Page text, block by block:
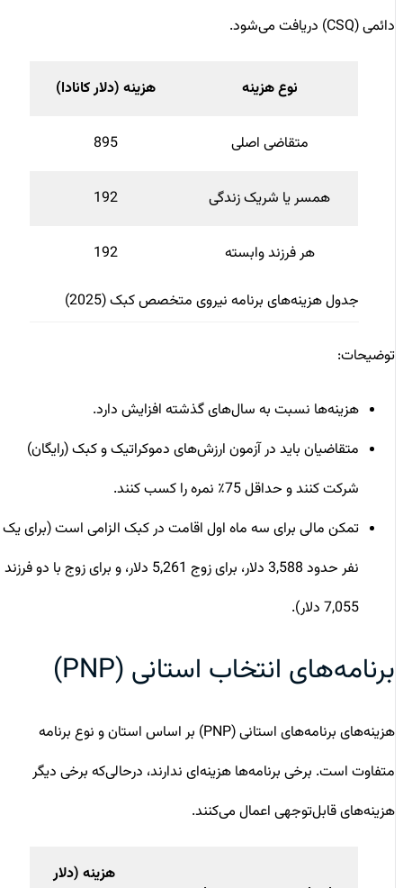
دائمی (CSQ) دریافت می‌شود.
نوع هزینه هزینه (دلار کانادا)
متقاضی اصلی 895
همسر یا شریک زندگی 192
هر فرزند وابسته 192
جدول هزینه‌های برنامه نیروی متخصص کبک (2025)
توضیحات:
هزینه‌ها نسبت به سال‌های گذشته افزایش دارد.
متقاضیان باید در آزمون ارزش‌های دموکراتیک و کبک (رایگان)
شرکت کنند و حداقل 75٪ نمره را کسب کنند.
تمکن مالی برای سه ماه اول اقامت در کبک الزامی است (برای یک
نفر حدود 3,588 دلار، برای زوج 5,261 دلار، و برای زوج با دو فرزند
7,055 دلار).
برنامه‌های انتخاب استانی (PNP)
هزینه‌های برنامه‌های استانی (PNP) بر اساس استان و نوع برنامه
متفاوت است. برخی برنامه‌ها هزینه‌ای ندارند، درحالی‌که برخی دیگر
هزینه‌های قابل‌توجهی اعمال می‌کنند.
هزینه (دلار